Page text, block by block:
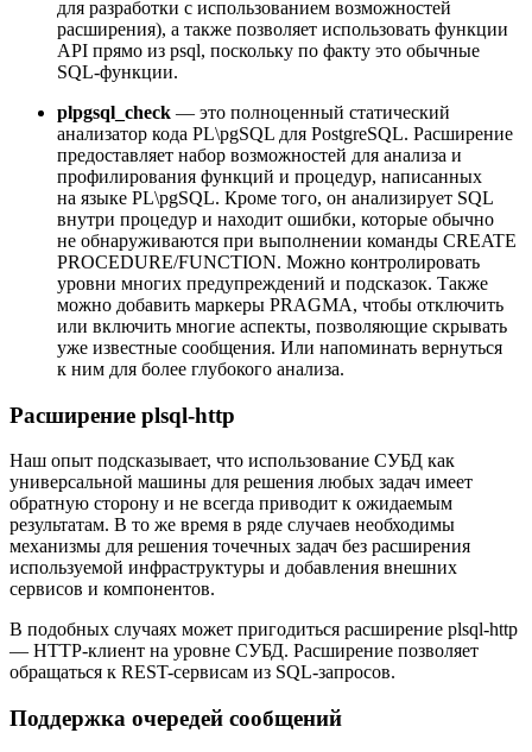
для разработки с использованием возможностей
расширения), а также позволяет использовать функции
API прямо из psql, поскольку по факту это обычные
SQL‑функции.
plpgsql_check — это полноценный статический
анализатор кода PL\pgSQL для PostgreSQL. Расширение
предоставляет набор возможностей для анализа и
профилирования функций и процедур, написанных
на языке PL\pgSQL. Кроме того, он анализирует SQL
внутри процедур и находит ошибки, которые обычно
не обнаруживаются при выполнении команды CREATE
PROCEDURE/FUNCTION. Можно контролировать
уровни многих предупреждений и подсказок. Также
можно добавить маркеры PRAGMA, чтобы отключить
или включить многие аспекты, позволяющие скрывать
уже известные сообщения. Или напоминать вернуться
к ним для более глубокого анализа.
Расширение plsql-http
Наш опыт подсказывает, что использование СУБД как
универсальной машины для решения любых задач имеет
обратную сторону и не всегда приводит к ожидаемым
результатам. В то же время в ряде случаев необходимы
механизмы для решения точечных задач без расширения
используемой инфраструктуры и добавления внешних
сервисов и компонентов.
В подобных случаях может пригодиться расширение plsql-http
— HTTP-клиент на уровне СУБД. Расширение позволяет
обращаться к REST-сервисам из SQL-запросов.
Поддержка очередей сообщений